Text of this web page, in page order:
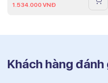
1.534.000 VNĐ
Khách hàng đánh